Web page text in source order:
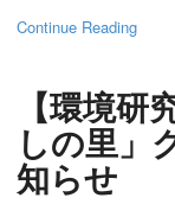
Continue Reading
【環境
しの里」
知らせ